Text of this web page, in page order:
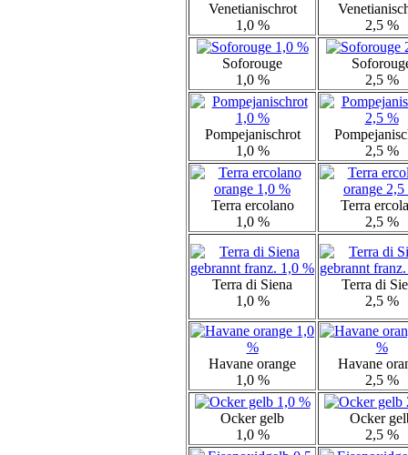
Venetianischrot
1,0 %
2,5 %
Soforouge
1,0 %
2,5 %
Pompejanischrot
1,0 %
2,5 %
Terra ercolano
1,0 %
Terra
2,5 %
Terra di Siena
1,0 %
Terra di
2,5 %
Havane orange
1,0 %
Havane
2,5 %
Ocker gelb
1,0 %
Ocker
2,5 %